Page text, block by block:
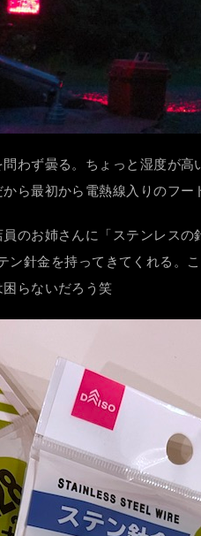
わず曇る。ちょっと湿度が
ら最初から電熱線入りのフ
のお姉さんに「ステンレスの
針金を持ってきてくれる。
らないだろう笑